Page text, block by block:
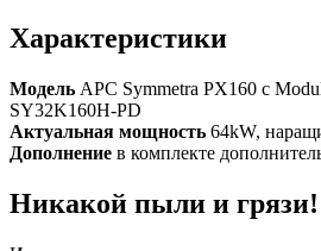
Характеристики
Модель APC Symmetra PX160 с
SY32K160H-PD
Актуальная мощность 64kW,
Дополнение в комплекте
Никакой пыли и грязи!